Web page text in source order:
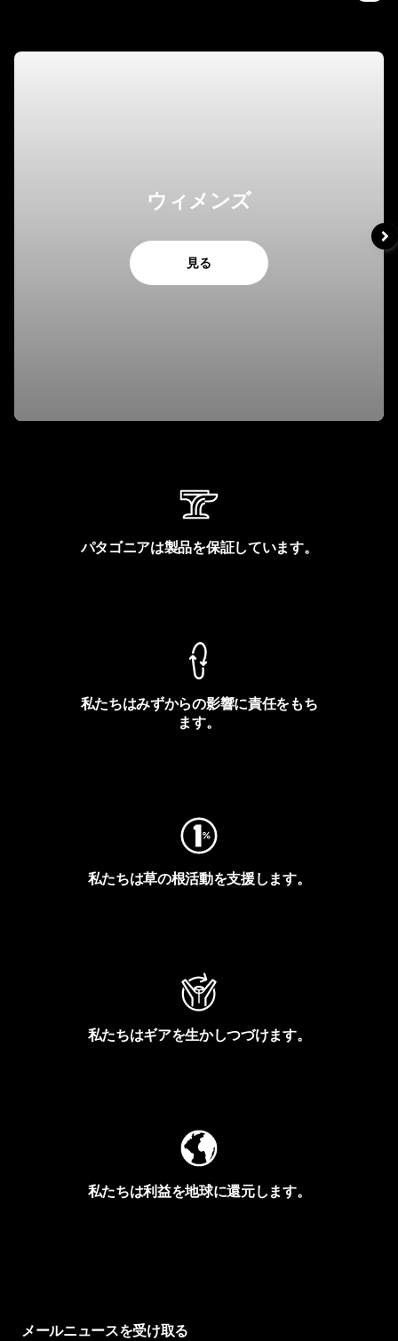
ウィメンズ
見る
パタゴニアは製品を保証しています。
私たちはみずからの影響に責任をもち
ます。
私たちは草の根活動を支援します。
私たちはギアを生かしつづけます。
私たちは利益を地球に還元します。
メールニュースを受け取る